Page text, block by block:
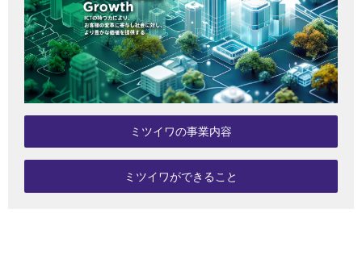
ミツイワの事業内容
ミツイワができること